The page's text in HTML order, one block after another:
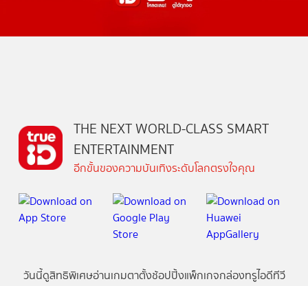
THE NEXT WORLD-CLASS SMART
ENTERTAINMENT
อีกขั้นของความบันเทิงระดับโลกตรงใจคุณ
วันนี้ดูสิทธิพิเศษอ่านเกมตาตั้งช้อปปิ้งแพ็กเกจกล่องทรูไอดีทีวี